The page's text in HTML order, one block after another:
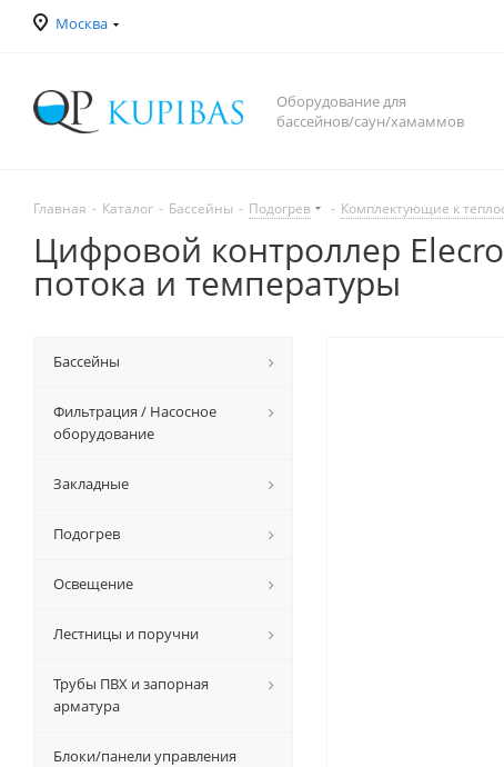
Москва
Оборудование для
бассейнов/саун/хамаммов
Главная - Каталог - Бассейны - Подогрев - Комплектующие к
Цифровой контроллер
потока и температуры
Бассейны
Фильтрация / Насосное
оборудование
Закладные
Подогрев
Освещение
Лестницы и поручни
Трубы ПВХ и запорная
арматура
Блоки/панели управления